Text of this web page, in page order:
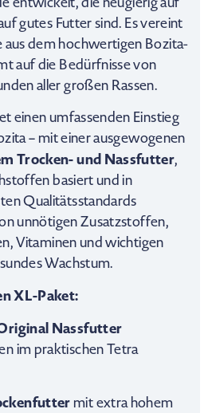
gutes Futter sind. Es vereint
dem hochwertigen Bozita-
auf die Bedürfnisse von
aller großen Rassen.
einen umfassenden Einstieg
– mit einer ausgewogenen
Trocken- und Nassfutter,
basiert und in
Qualitätsstandards
unnötigen Zusatzstoffen,
Vitaminen und wichtigen
Wachstum.
XL-Paket:
Nassfutter
im praktischen Tetra
mit extra hohem